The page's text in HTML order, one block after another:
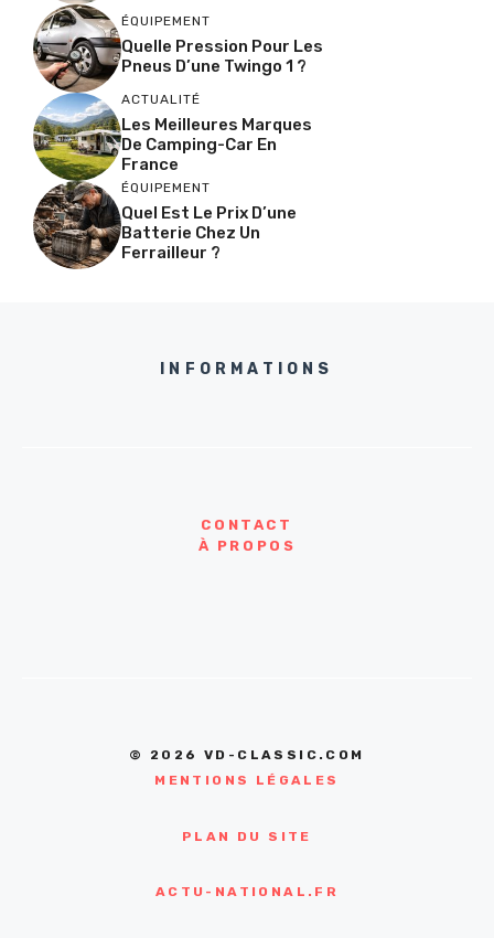
ÉQUIPEMENT
Quelle Pression Pour Les
Pneus D’une Twingo 1 ?
ACTUALITÉ
Les Meilleures Marques
De Camping-Car En
France
ÉQUIPEMENT
Quel Est Le Prix D’une
Batterie Chez Un
Ferrailleur ?
INFORMATIONS
CONTACT
À PROPOS
© 2026 VD-CLASSIC.COM
MENTIONS LÉGALES
PLAN DU SITE
ACTU-NATIONAL.FR